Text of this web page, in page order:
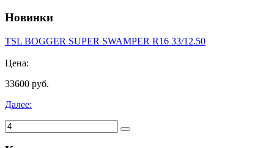
Новинки
TSL BOGGER SUPER SWAMPER R16 33/12.50
Цена:
33600 руб.
Далее: